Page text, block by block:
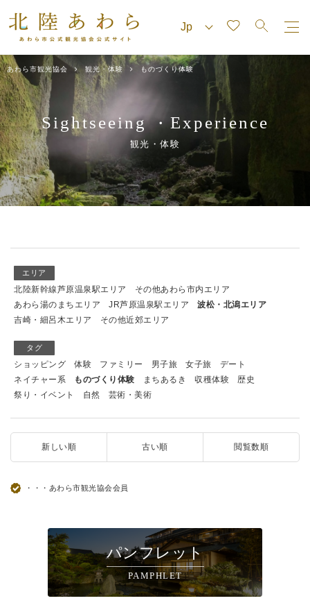
あわら市観光協会 観光・体験 ものづくり体験
Sightseeing・ Experience
観光・体験
エリア
北陸新幹線芦原温泉駅エリア
その他あわら市内エリア
あわら湯のまちエリア
JR芦原温泉駅エリア
波松・北潟エリア
吉崎・細呂木エリア
その他近郊エリア
タグ
ショッピング 体験 ファミリー 男子旅 女子旅
デート
ネイチャー系
ものづくり体験 まちあるき 収穫体験
歴史
祭り・イベント
自然 芸術・美術
新しい順 古い順 閲覧数順
・・・あわら市観光協会会員
パンフレット
PAMPHLET